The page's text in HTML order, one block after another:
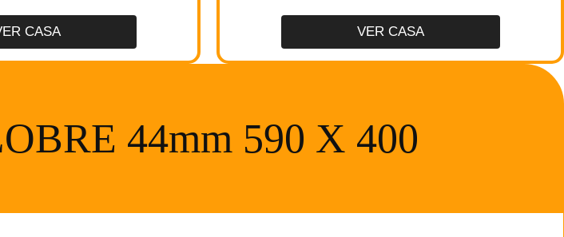
CASA VER CASA
44mm 590 X 400